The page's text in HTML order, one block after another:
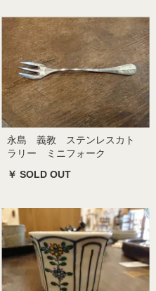
永島 義教 ステンレスカト
ラリー ミニフォーク
￥ SOLD OUT